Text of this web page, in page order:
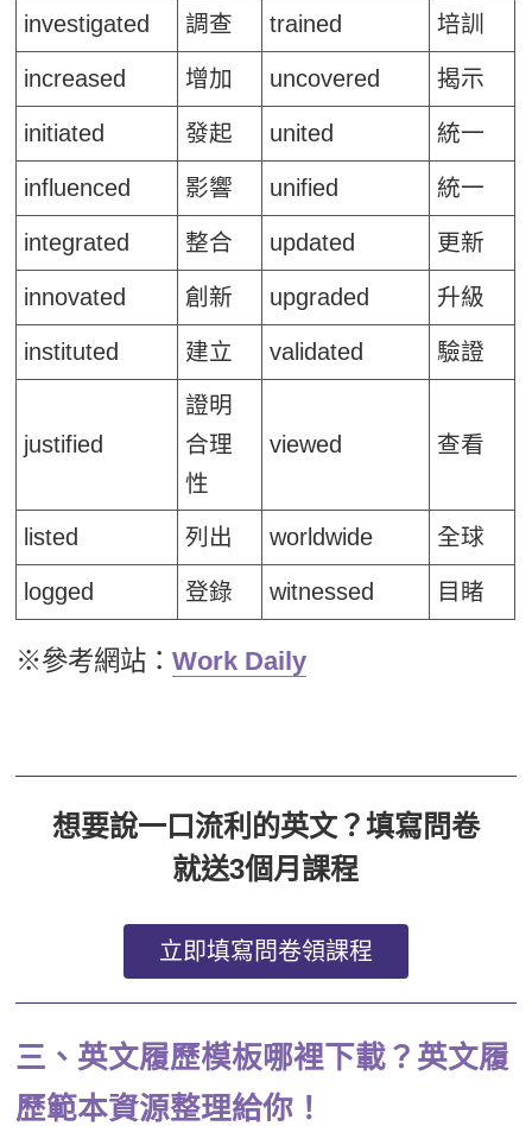
investigated 調查 trained 培訓
increased 增加 uncovered 揭示
initiated 發起 united 統一
influenced 影響 unified 統一
integrated 整合 updated 更新
innovated 創新 upgraded 升級
instituted 建立 validated 驗證
justified
證明
合理
性
viewed 查看
listed 列出 worldwide 全球
logged 登錄 witnessed 目睹
※參考網站：Work Daily
想要說一口流利的英文？填寫問卷
就送3個月課程
立即填寫問卷領課程
三、英文履歷模板哪裡下載？英文履
歷範本資源整理給你！